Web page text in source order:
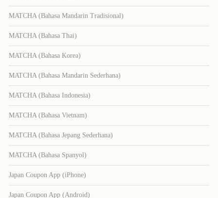
MATCHA (Bahasa Mandarin Tradisional)
MATCHA (Bahasa Thai)
MATCHA (Bahasa Korea)
MATCHA (Bahasa Mandarin Sederhana)
MATCHA (Bahasa Indonesia)
MATCHA (Bahasa Vietnam)
MATCHA (Bahasa Jepang Sederhana)
MATCHA (Bahasa Spanyol)
Japan Coupon App (iPhone)
Japan Coupon App (Android)